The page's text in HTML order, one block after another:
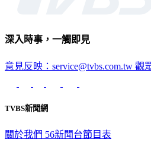
深入時事，一觸即見
意見反映：service@tvbs.com.tw 觀
TVBS新聞網
關於我們 56新聞台節目表